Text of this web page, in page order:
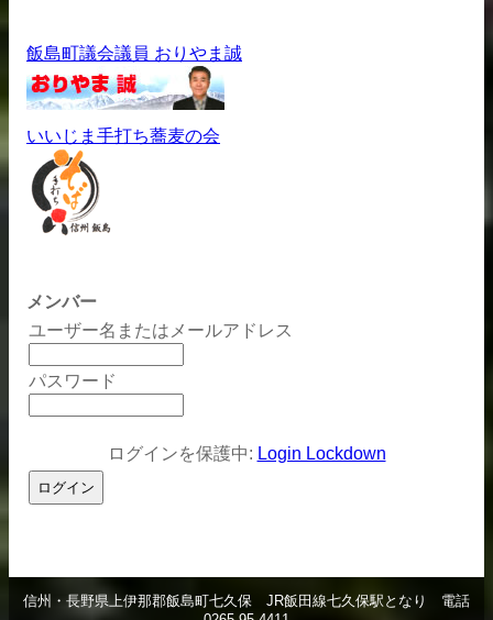
飯島町議会議員 おりやま誠
いいじま手打ち蕎麦の会
メンバー
ユーザー名またはメールアドレス
パスワード
ログインを保護中: Login Lockdown
信州・長野県 上伊那郡飯島町七久保 JR飯田線七久保駅となり 電話